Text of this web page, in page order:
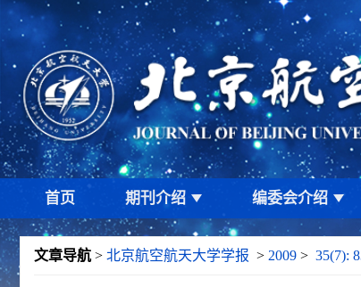
首页 期刊介绍 编委会介绍
文章导航 > 北京航空航天大学学报 > 2009 > 35(7):